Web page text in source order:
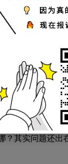
追根究底
：添添在路上
的第一个转折
棒的孩子，一
其实问题还